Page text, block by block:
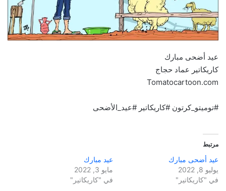
عيد أضحى مبارك
كاريكاتير عماد حجاج
Tomatocartoon.com
#توميتو_كرتون #كاريكاتير #عيد_الأضحى
مرتبط
عيد أضحى مبارك
يوليو 8, 2022
في "كاريكاتير"
عيد مبارك
مايو 3, 2022
في "كاريكاتير"